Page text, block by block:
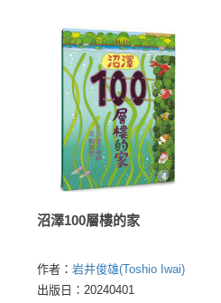
沼澤100層樓的家
作者： 岩井俊雄(Toshio Iwai)
出版日：20240401